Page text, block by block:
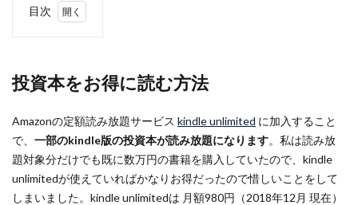
目次
お得
む方
2
1. 基
本知
投資本をお得に読む方法
Amazonの定額読み放題サービス kindle unlimited に加入すること
で、 一部のkindle版の投資本が読み放題になります。私は読み放
題対象分だけでも既に数万円の書籍を購入していたので、kindle
unlimitedが使えていればかなりお得だったので惜しいことをして
しまいました。kindle unlimitedは 月額980円（2018年12月 現在）